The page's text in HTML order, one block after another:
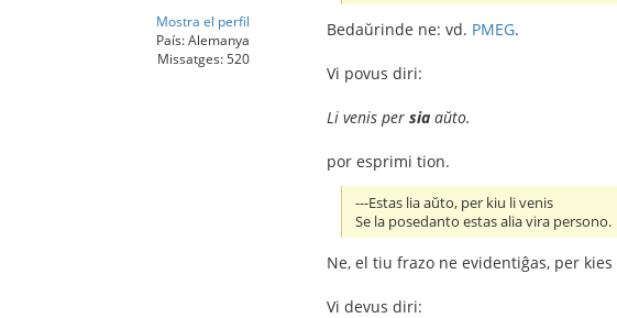
Mostra el perfil
País: Alemanya
Missatges: 520
Bedaŭrinde ne: vd. PMEG.
Vi povus diri:
Li venis per sia aŭto.
por esprimi tion.
---Estas lia aŭto, per kiu li venis
Se la posedanto estas alia vira persono.
Ne, el tiu frazo ne evidentiĝas, per
Vi devus diri: